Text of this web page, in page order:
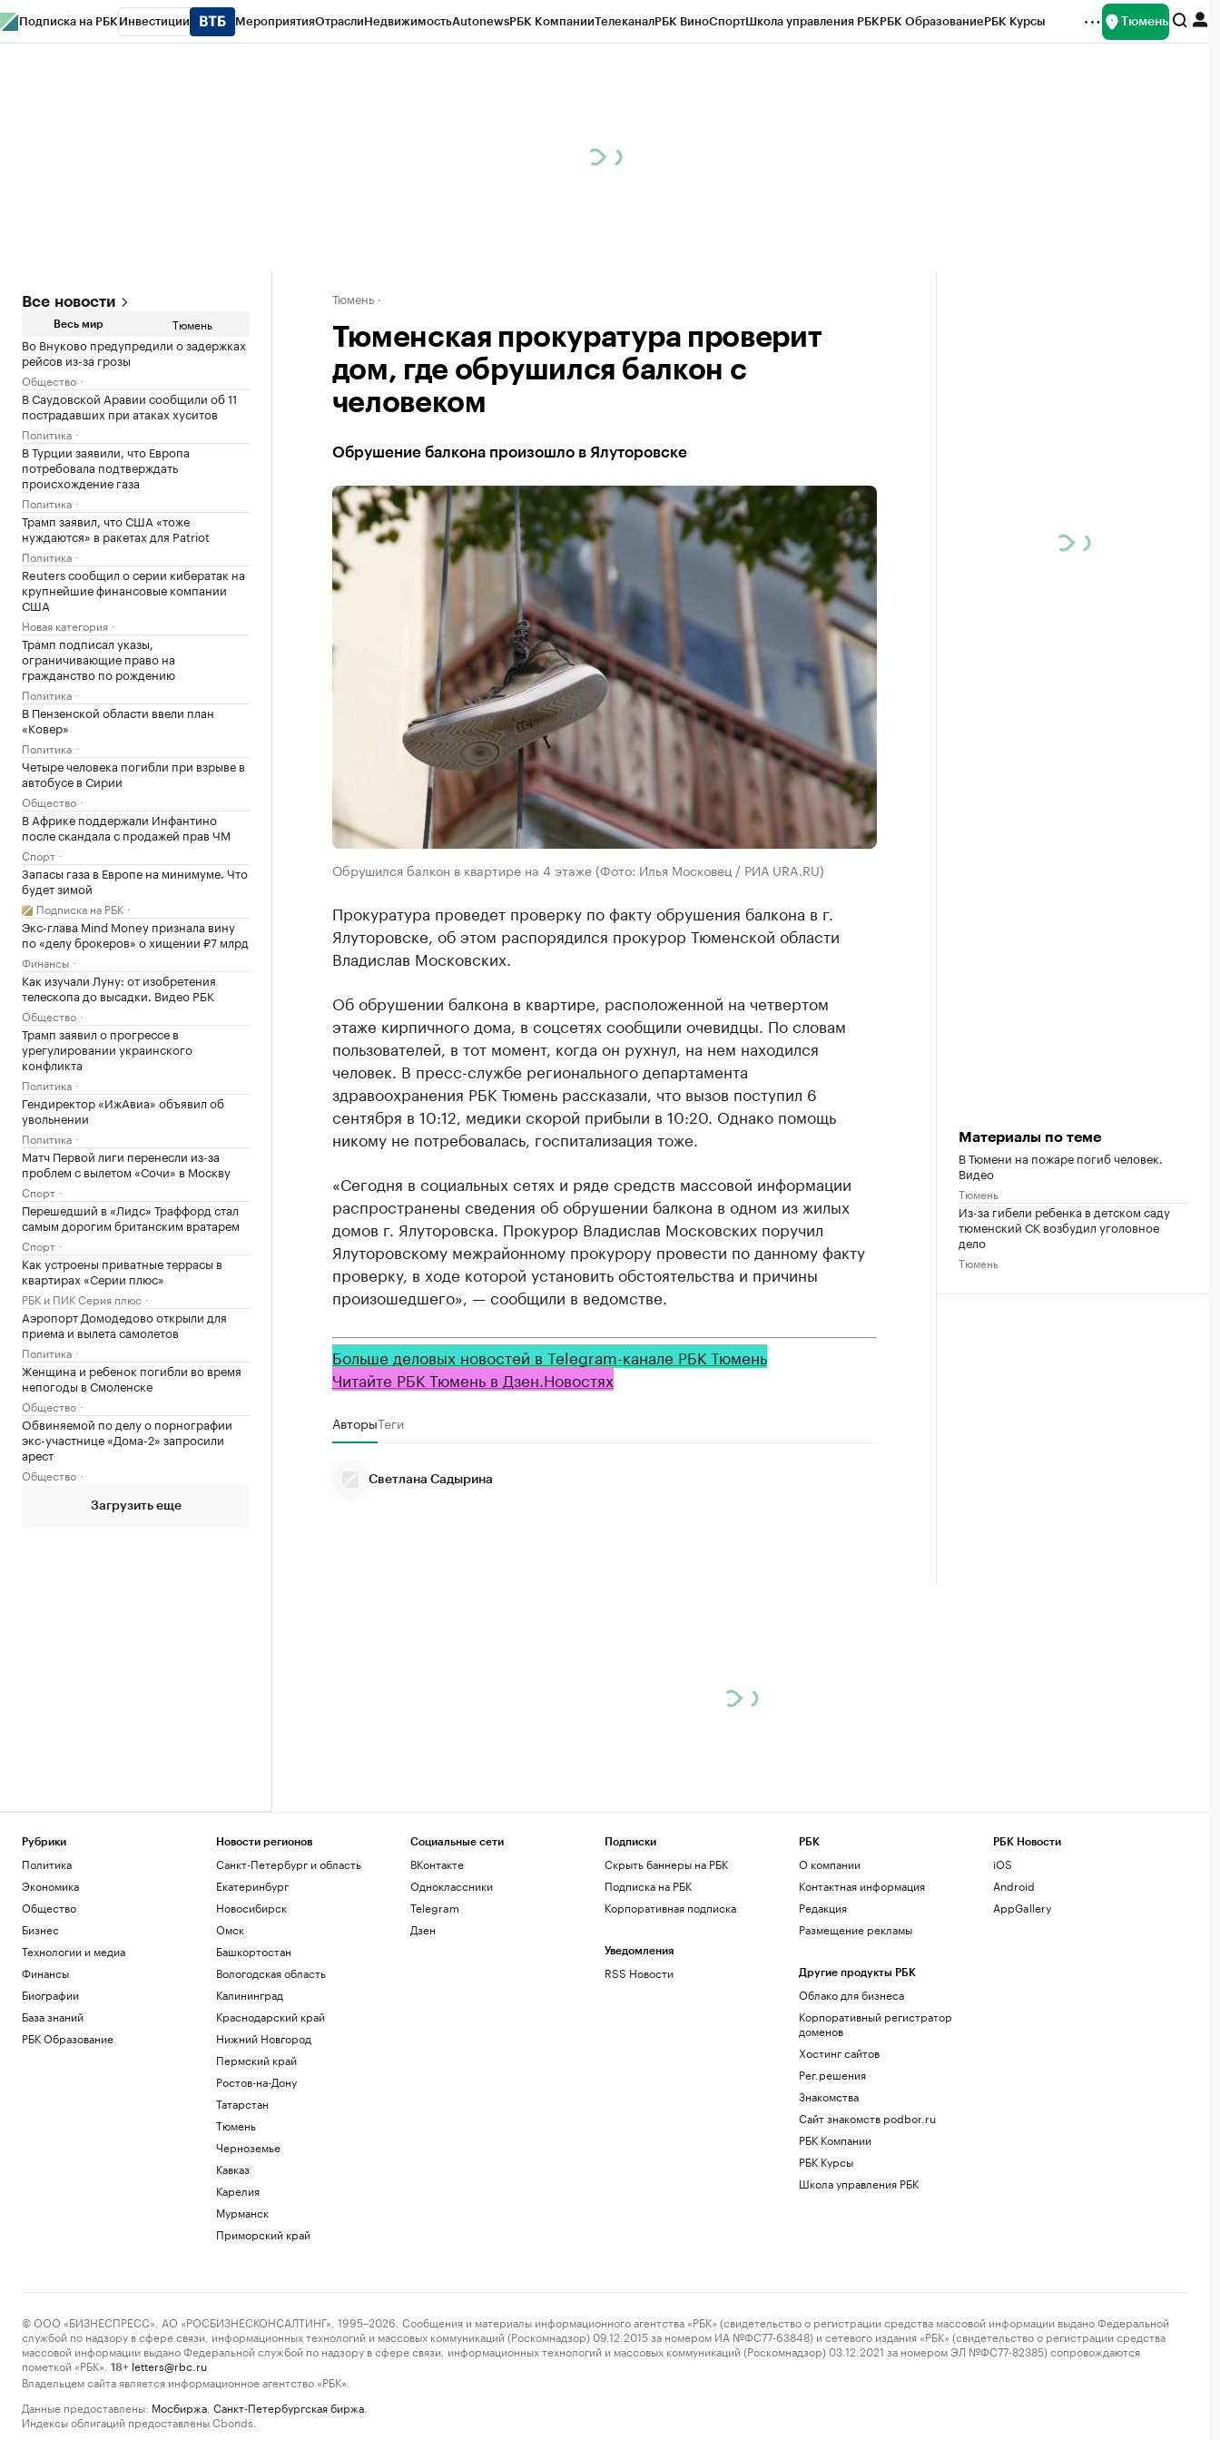
Подписка на РБК Инвестиции МероприятияОтраслиНедвижимостьAutonewsРБК КомпанииТелеканалРБК ВиноСпортШкола управления РБКРБК ОбразованиеРБК Курсы Тюмень
Все новости
Весь мир Тюмень
Во Внуково предупредили о задержках
рейсов из-за грозы
Общество
В Саудовской Аравии сообщили об 11
пострадавших при атаках хуситов
Политика
В Турции заявили, что Европа
потребовала подтверждать
происхождение газа
Политика
Трамп заявил, что США «тоже
нуждаются» в ракетах для Patriot
Политика
Reuters сообщил о серии кибератак на
крупнейшие финансовые компании
США
Новая категория
Трамп подписал указы,
ограничивающие право на
гражданство по рождению
Политика
В Пензенской области ввели план
«Ковер»
Политика
Четыре человека погибли при взрыве в
автобусе в Сирии
Общество
В Африке поддержали Инфантино
после скандала с продажей прав ЧМ
Спорт
Запасы газа в Европе на минимуме. Что
будет зимой
Подписка на РБК
Экс-глава Mind Money признала вину
по «делу брокеров» о хищении ₽7 млрд
Финансы
Как изучали Луну: от изобретения
телескопа до высадки. Видео РБК
Общество
Трамп заявил о прогрессе в
урегулировании украинского
конфликта
Политика
Гендиректор «ИжАвиа» объявил об
увольнении
Политика
Матч Первой лиги перенесли из-за
проблем с вылетом «Сочи» в Москву
Спорт
Перешедший в «Лидс» Траффорд стал
самым дорогим британским вратарем
Спорт
Как устроены приватные террасы в
квартирах «Серии плюс»
РБК и ПИК Серия плюс
Аэропорт Домодедово открыли для
приема и вылета самолетов
Политика
Женщина и ребенок погибли во время
непогоды в Смоленске
Общество
Обвиняемой по делу о порнографии
экс-участнице «Дома-2» запросили
арест
Общество
Загрузить еще
Тюмень
Тюменская прокуратура проверит
дом, где обрушился балкон с
человеком
Обрушение балкона произошло в Ялуторовске
Обрушился балкон в квартире на 4 этаже (Фото: Илья Московец / РИА URA.RU)
Прокуратура проведет проверку по факту обрушения балкона в г.
Ялуторовске, об этом распорядился прокурор Тюменской области
Владислав Московских.
Об обрушении балкона в квартире, расположенной на четвертом
этаже кирпичного дома, в соцсетях сообщили очевидцы. По словам
пользователей, в тот момент, когда он рухнул, на нем находился
человек. В пресс-службе регионального департамента
здравоохранения РБК Тюмень рассказали, что вызов поступил 6
сентября в 10:12, медики скорой прибыли в 10:20. Однако помощь
никому не потребовалась, госпитализация тоже.
«Сегодня в социальных сетях и ряде средств массовой информации
распространены сведения об обрушении балкона в одном из жилых
домов г. Ялуторовска. Прокурор Владислав Московских поручил
Ялуторовскому межрайонному прокурору провести по данному факту
проверку, в ходе которой установить обстоятельства и причины
произошедшего», — сообщили в ведомстве.
Больше деловых новостей в Telegram-канале РБК Тюмень
Читайте РБК Тюмень в Дзен.Новостях
АвторыТеги
Светлана Садырина
Материалы по теме
В Тюмени на пожаре погиб человек.
Видео
Тюмень
Из-за гибели ребенка в детском саду
тюменский СК возбудил уголовное
дело
Тюмень
Рубрики
Политика
Экономика
Общество
Бизнес
Технологии и медиа
Финансы
Биографии
База знаний
РБК Образование
Новости регионов
Санкт-Петербург и область
Екатеринбург
Новосибирск
Омск
Башкортостан
Вологодская область
Калининград
Краснодарский край
Нижний Новгород
Пермский край
Ростов-на-Дону
Татарстан
Тюмень
Черноземье
Кавказ
Карелия
Мурманск
Приморский край
Социальные сети
ВКонтакте
Одноклассники
Telegram
Дзен
Подписки
Скрыть баннеры на РБК
Подписка на РБК
Корпоративная подписка
Уведомления
RSS Новости
РБК
О компании
Контактная информация
Редакция
Размещение рекламы
Другие продукты РБК
Облако для бизнеса
Корпоративный регистратор
доменов
Хостинг сайтов
Рег.решения
Знакомства
Сайт знакомств podbor.ru
РБК Компании
РБК Курсы
Школа управления РБК
РБК Новости
iOS
Android
AppGallery
© ООО «БИЗНЕСПРЕСС», АО «РОСБИЗНЕСКОНСАЛТИНГ», 1995–2026. Сообщения и материалы информационного агентства «РБК» (свидетельство о регистрации средства массовой информации выдано Федеральной
службой по надзору в сфере связи, информационных технологий и массовых коммуникаций (Роскомнадзор) 09.12.2015 за номером ИА №ФС77-63848) и сетевого издания «РБК» (свидетельство о регистрации средства
массовой информации выдано Федеральной службой по надзору в сфере связи, информационных технологий и массовых коммуникаций (Роскомнадзор) 03.12.2021 за номером ЭЛ №ФС77-82385) сопровождаются
пометкой «РБК».
18+ letters@rbc.ru
Владельцем сайта является информационное агентство «РБК».
Данные предоставлены: Мосбиржа Санкт-Петербургская биржа
Индексы облигаций предоставлены Cbonds.